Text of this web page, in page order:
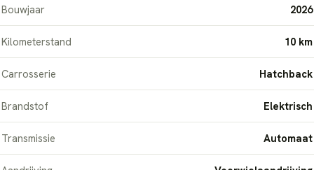
Bouwjaar 2026
Kilometerstand 10 km
Carrosserie Hatchback
Brandstof Elektrisch
Transmissie Automaat